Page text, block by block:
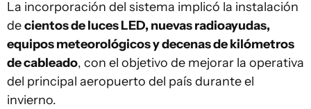
La incorporación del sistema implicó la instalación
decientos de luces LED, nuevas radioayudas,
equipos meteorológicos y decenas de kilómetros
de cableado, con el objetivo de mejorar la operativa
del principal aeropuerto del país durante el
invierno.